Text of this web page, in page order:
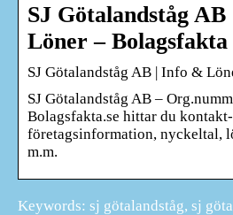
SJ Götalandståg
Löner – Bolagsfakta
SJ Götalandståg AB | Info &
SJ Götalandståg AB –
Bolagsfakta.se hittar du
företagsinformation, nyckeltal,
m.m.
Keywords: sj götalandståg, sj